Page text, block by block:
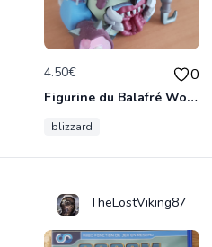
4.50€ 0
Figurine du Balafré WoW
blizzard
TheLostViking87